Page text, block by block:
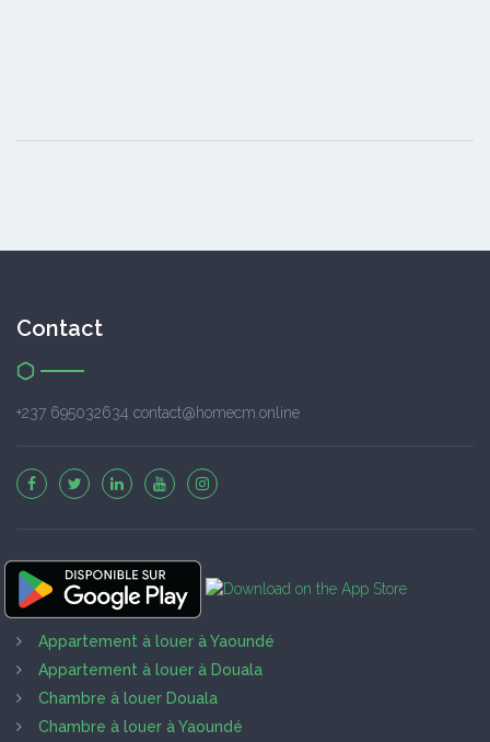
Contact
+237 695032634 contact@homecm.online
Appartement à louer à Yaoundé
Appartement à louer à Douala
Chambre à louer Douala
Chambre à louer à Yaoundé